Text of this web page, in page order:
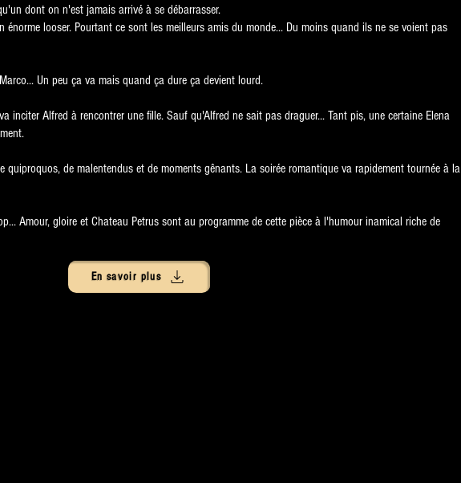
dont on n'est jamais arrivé à se débarrasser.
énorme looser. Pourtant ce sont les meilleurs amis du monde... Du moins quand ils ne se voient pas
Un peu ça va mais quand ça dure ça devient lourd.
inciter Alfred à rencontrer une fille. Sauf qu'Alfred ne sait pas draguer... Tant pis, une certaine Elena
quiproquos, de malentendus et de moments gênants. La soirée romantique va rapidement tournée à la
Amour, gloire et Chateau Petrus sont au programme de cette pièce à l'humour inamical riche de
En savoir plus